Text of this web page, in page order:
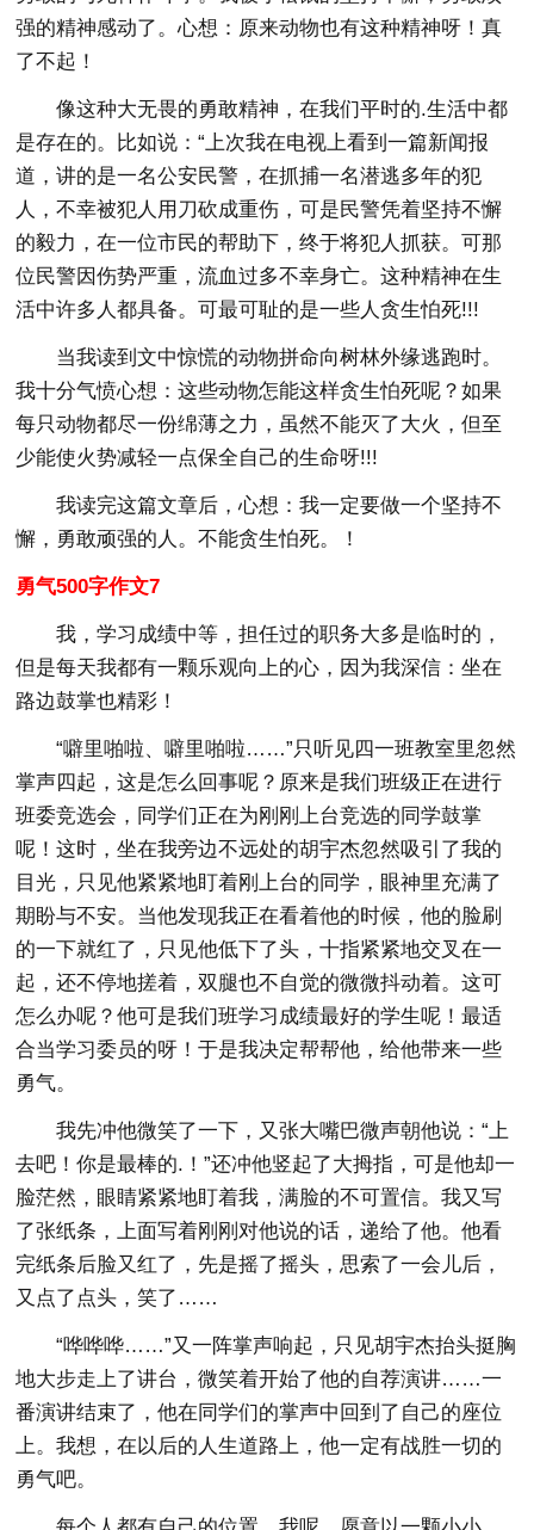
强的精神感动了。心想：原来动物也有这种精神呀！真
了不起！
像这种大无畏的勇敢精神，在我们平时的.生活中都
是存在的。比如说：“上次我在电视上看到一篇新闻报
道，讲的是一名公安民警，在抓捕一名潜逃多年的犯
人，不幸被犯人用刀砍成重伤，可是民警凭着坚持不懈
的毅力，在一位市民的帮助下，终于将犯人抓获。可那
位民警因伤势严重，流血过多不幸身亡。这种精神在生
活中许多人都具备。可最可耻的是一些人贪生怕死!!!
当我读到文中惊慌的动物拼命向树林外缘逃跑时。
我十分气愤心想：这些动物怎能这样贪生怕死呢？如果
每只动物都尽一份绵薄之力，虽然不能灭了大火，但至
少能使火势减轻一点保全自己的生命呀!!!
我读完这篇文章后，心想：我一定要做一个坚持不
懈，勇敢顽强的人。不能贪生怕死。！
勇气500字作文7
我，学习成绩中等，担任过的职务大多是临时的，
但是每天我都有一颗乐观向上的心，因为我深信：坐在
路边鼓掌也精彩！
“噼里啪啦、噼里啪啦……”只听见四一班教室里忽然
掌声四起，这是怎么回事呢？原来是我们班级正在进行
班委竞选会，同学们正在为刚刚上台竞选的同学鼓掌
呢！这时，坐在我旁边不远处的胡宇杰忽然吸引了我的
目光，只见他紧紧地盯着刚上台的同学，眼神里充满了
期盼与不安。当他发现我正在看着他的时候，他的脸刷
的一下就红了，只见他低下了头，十指紧紧地交叉在一
起，还不停地搓着，双腿也不自觉的微微抖动着。这可
怎么办呢？他可是我们班学习成绩最好的学生呢！最适
合当学习委员的呀！于是我决定帮帮他，给他带来一些
勇气。
我先冲他微笑了一下，又张大嘴巴微声朝他说：“上
去吧！你是最棒的.！”还冲他竖起了大拇指，可是他却一
脸茫然，眼睛紧紧地盯着我，满脸的不可置信。我又写
了张纸条，上面写着刚刚对他说的话，递给了他。他看
完纸条后脸又红了，先是摇了摇头，思索了一会儿后，
又点了点头，笑了……
“哗哗哗……”又一阵掌声响起，只见胡宇杰抬头挺胸
地大步走上了讲台，微笑着开始了他的自荐演讲……一
番演讲结束了，他在同学们的掌声中回到了自己的座位
上。我想，在以后的人生道路上，他一定有战胜一切的
勇气吧。